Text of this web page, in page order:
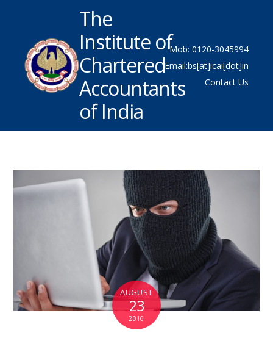
The
Institute of
Chartered
Accountants
of India
Mob: 0120-3045994
Email:bs[at]icai[dot]in
Contact Us
AUGUST
23
2016